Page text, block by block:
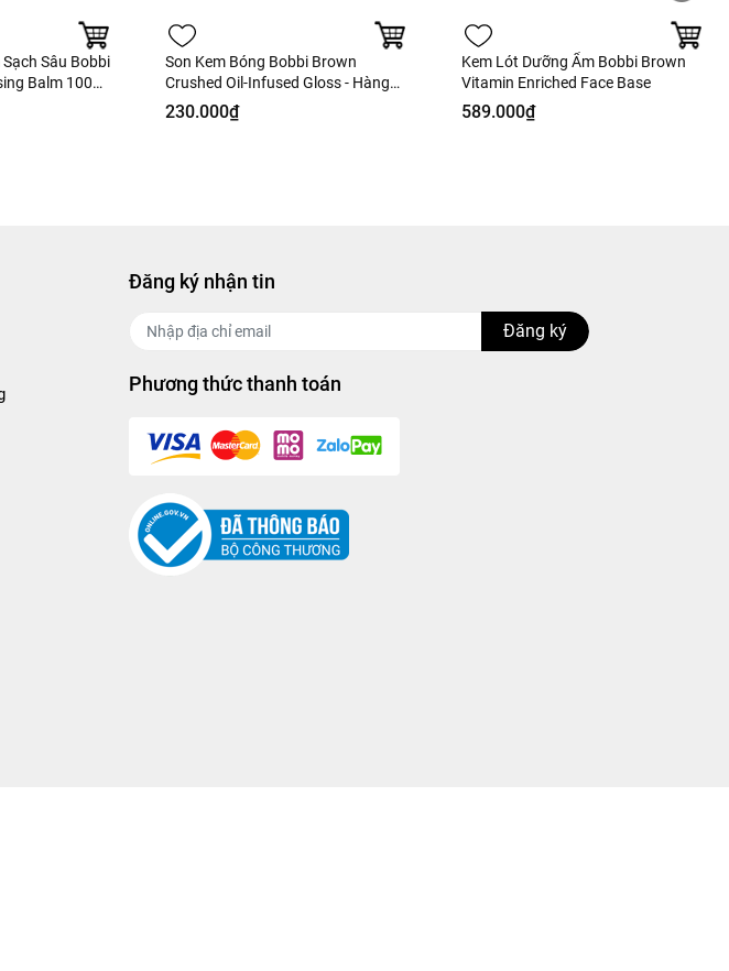
Sâu Bobbi
Balm 100ml
Son Kem Bóng Bobbi Brown
Crushed Oil-Infused Gloss - Hàng
US
230.000₫
Kem Lót Dưỡng Ẩm Bobbi Brown
Vitamin Enriched Face Base
589.000₫
Đăng ký nhận tin
Đăng ký
Phương thức thanh toán